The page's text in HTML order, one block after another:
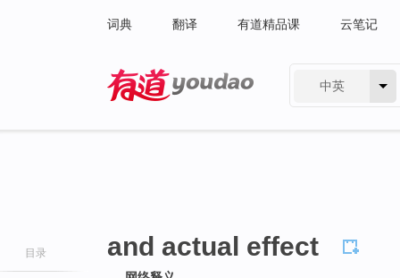
词典 翻译 有道精品课 云笔记
中英
目录 and actual effect